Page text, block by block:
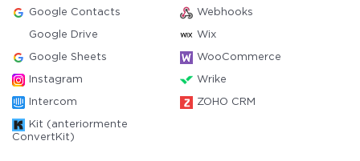
Google Contacts Webhooks
Google Drive Wix
Google Sheets WooCommerce
Instagram Wrike
Intercom ZOHO CRM
Kit (anteriormente
ConvertKit)